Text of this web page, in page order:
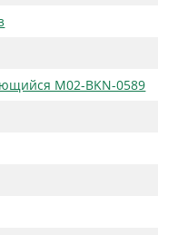
M02-BKN-0589